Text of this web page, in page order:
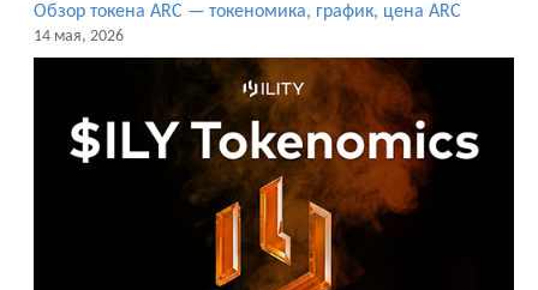
Обзор токена ARC — токеномика, график, цена ARC
14 мая, 2026